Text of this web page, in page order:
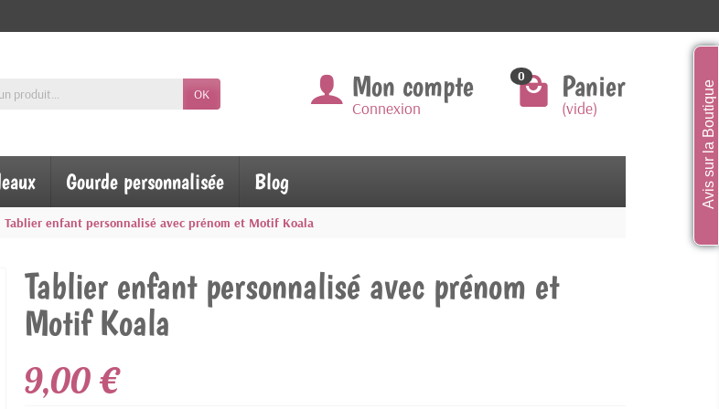
OK Mon compte
Connexion
0 Panier
(vide)
Gourde personnalisée Blog
Tablier enfant personnalisé avec prénom et Motif Koala
Tablier enfant personnalisé avec prénom et
Motif Koala
9,00 €
Avis sur la Boutique